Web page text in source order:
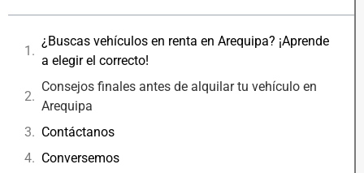
¿Buscas vehículos en renta en Arequipa? ¡Aprende
a elegir el correcto!
Consejos finales antes de alquilar tu vehículo en
Arequipa
Contáctanos
Conversemos